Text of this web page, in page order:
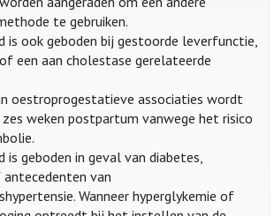
te gebruiken.
is ook geboden bij gestoorde leverfunctie,
een aan cholestase gerelateerde
oestroprogestatieve associaties wordt
weken postpartum vanwege het risico
is geboden in geval van diabetes,
van
Wanneer hyperglykemie of